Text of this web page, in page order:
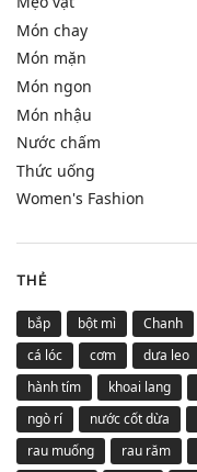
Món chay
Món mặn
Món ngon
Món nhậu
Nước chấm
Thức uống
Women's Fashion
THẺ
bắp bột mì Chanh
cá lóc
cơm dưa leo
hành tím
khoai lang
ngò rí
nước cốt dừa
rau muống
rau răm